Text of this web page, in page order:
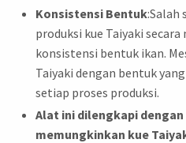
Konsistensi Bentuk:Salah
produksi kue Taiyaki
konsistensi bentuk ikan.
Taiyaki dengan bentuk
setiap proses produksi.
Alat ini dilengkapi dengan
memungkinkan kue